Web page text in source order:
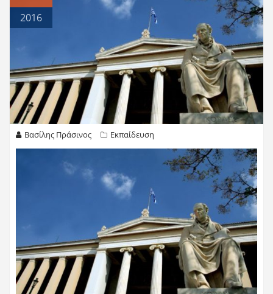
2016
Βασίλης Πράσινος Εκπαίδευση